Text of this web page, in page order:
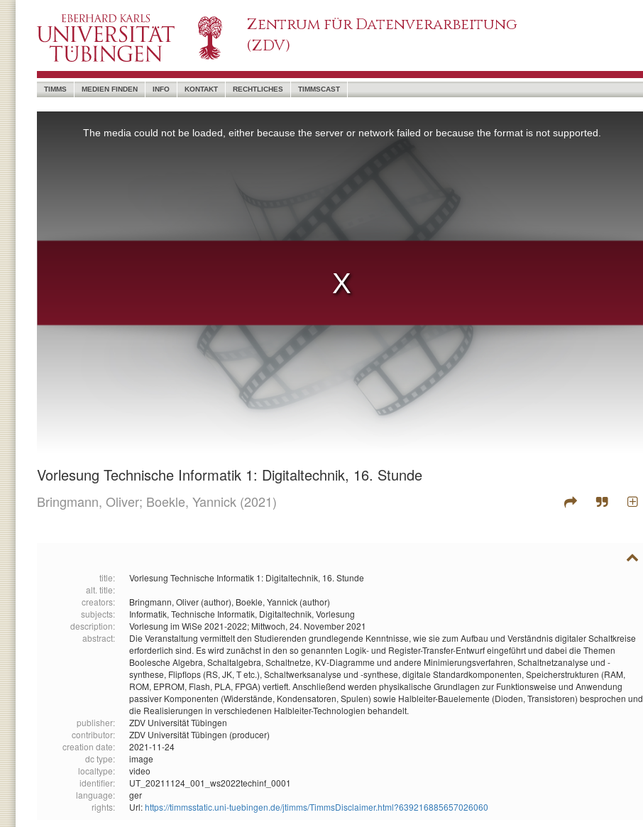
Zentrum für Datenverarbeitung
(ZDV)
TIMMS MEDIEN FINDEN INFO KONTAKT RECHTLICHES TIMMSCAST
Vorlesung Technische Informatik 1: Digitaltechnik, 16. Stunde
Bringmann, Oliver; Boekle, Yannick (2021)
title:
Vorlesung Technische Informatik 1: Digitaltechnik, 16. Stunde
alt. title:
creators:
Bringmann, Oliver (author), Boekle, Yannick (author)
subjects:
Informatik, Technische Informatik, Digitaltechnik, Vorlesung
description:
Vorlesung im WiSe 2021-2022; Mittwoch, 24. November 2021
abstract:
Die Veranstaltung vermittelt den Studierenden grundlegende Kenntnisse, wie sie zum Aufbau und Verständnis digitaler Schaltkreise
erforderlich sind. Es wird zunächst in den so genannten Logik- und Register-Transfer-Entwurf eingeführt und dabei die Themen
Boolesche Algebra, Schaltalgebra, Schaltnetze, KV-Diagramme und andere Minimierungsverfahren, Schaltnetzanalyse und -
synthese, Flipflops (RS, JK, T etc.), Schaltwerksanalyse und -synthese, digitale Standardkomponenten, Speicherstrukturen (RAM,
ROM, EPROM, Flash, PLA, FPGA) vertieft. Anschließend werden physikalische Grundlagen zur Funktionsweise und Anwendung
passiver Komponenten (Widerstände, Kondensatoren, Spulen) sowie Halbleiter-Bauelemente (Dioden, Transistoren) besprochen und
die Realisierungen in verschiedenen Halbleiter-Technologien behandelt.
publisher:
ZDV Universität Tübingen
contributor:
ZDV Universität Tübingen (producer)
creation date:
2021-11-24
dc type:
image
localtype:
video
identifier:
UT_20211124_001_ws2022techinf_0001
language:
ger
rights:
Url:https://timmsstatic.uni-tuebingen.de/jtimms/TimmsDisclaimer.html?639216885657026060